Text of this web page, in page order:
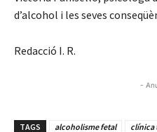
d’alcohol i les seves
Redacció I. R.
-
TAGS alcoholisme fetal clínica